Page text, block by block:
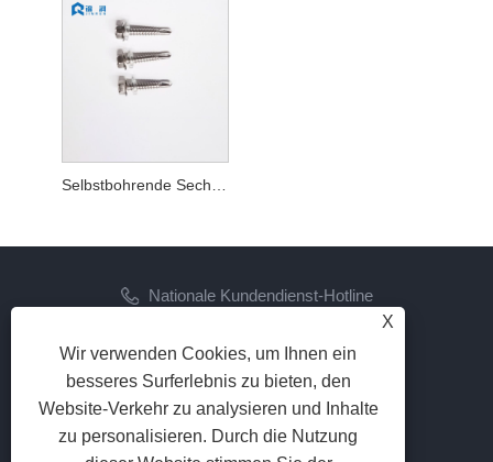
Nationale Kundendienst-Hotline
Email
info@jinrunfasteners.com
FOLGEN SIE UNS
X
Wir verwenden Cookies, um Ihnen ein
besseres Surferlebnis zu bieten, den
Website-Verkehr zu analysieren und Inhalte
zu personalisieren. Durch die Nutzung